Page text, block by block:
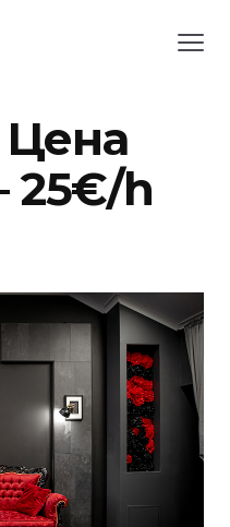
Цена
25€/h